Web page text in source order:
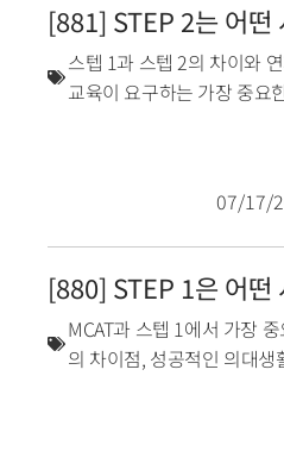
[881] STEP 2는 어떤
스텝 1과 스텝 2의 차이와
교육이 요구하는 가장 중요
07/17/
[880] STEP 1은 어떤
MCAT과 스텝 1에서 가장
의 차이점, 성공적인 의대생